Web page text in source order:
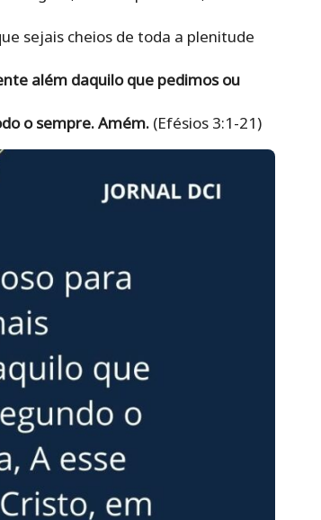
sejais cheios de toda a plenitude
além daquilo que pedimos ou
o sempre. Amém.(Efésios 3:1-21)